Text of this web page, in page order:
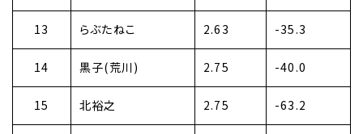
13 らぶたねこ 2.63 -35.3
14 黒子(荒川) 2.75 -40.0
15 北裕之 2.75 -63.2